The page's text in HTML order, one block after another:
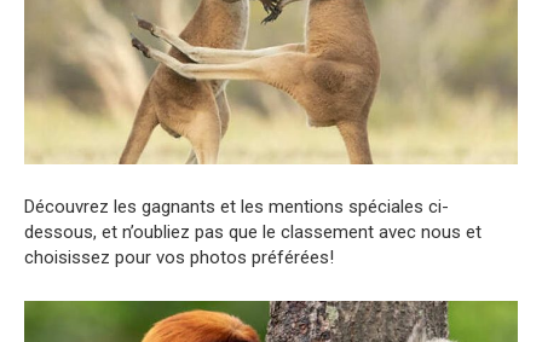
Découvrez les gagnants et les mentions spéciales ci-
dessous, et n’oubliez pas que le classement avec nous et
choisissez pour vos photos préférées!